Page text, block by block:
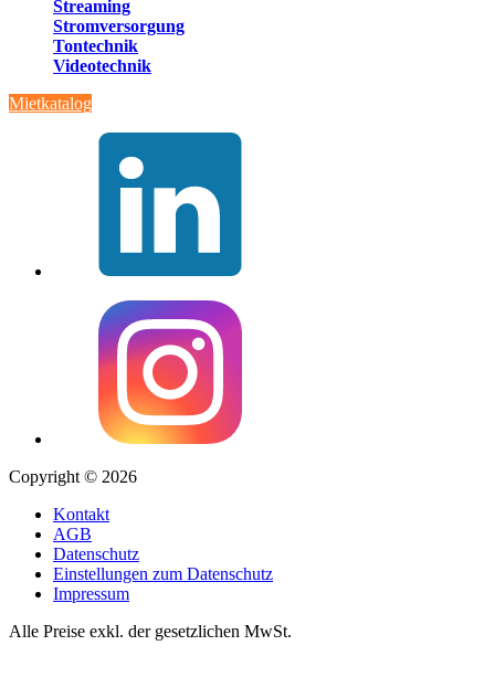
Streaming
Stromversorgung
Tontechnik
Videotechnik
Mietkatalog
Copyright © 2026
Kontakt
AGB
Datenschutz
Einstellungen zum Datenschutz
Impressum
Alle Preise exkl. der gesetzlichen MwSt.